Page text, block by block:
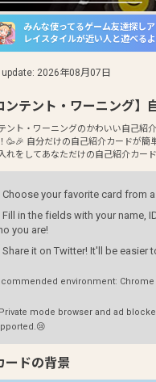
みんな使ってるゲーム友達探し
レイスタイルが近い人と遊べる
update: 2026年08月07日
ンテント・ワーニング
ント・ワーニングのかわいい自己紹
🥳🎉 自分だけの自己紹介カードが簡
れをしてあなただけの自己紹介カー
your favorite card from
in the fields with your name,
you are!
it on Twitter! It'll be easier
environment: Chrome
mode browser and ad
ードの背景